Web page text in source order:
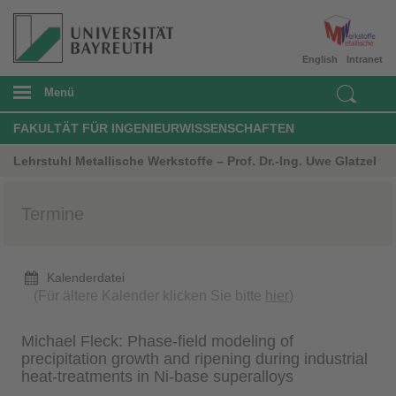
Intranet
English
Menü
FAKULTÄT FÜR INGENIEURWISSENSCHAFTEN
Lehrstuhl Metallische Werkstoffe – Prof. Dr.-Ing. Uwe Glatzel
Termine
Kalenderdatei
(Für ältere Kalender klicken Sie bitte hier)
Michael Fleck: Phase-field modeling of
precipitation growth and ripening during industrial
heat-treatments in Ni-base superalloys